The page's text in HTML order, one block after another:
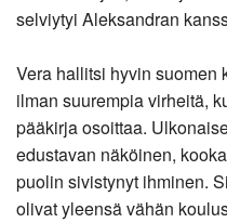
selviytyi Aleksandran
Vera hallitsi hyvin suomen
ilman suurempia virheitä,
pääkirja osoittaa.
edustavan näköinen,
puolin sivistynyt ihminen.
olivat yleensä vähän